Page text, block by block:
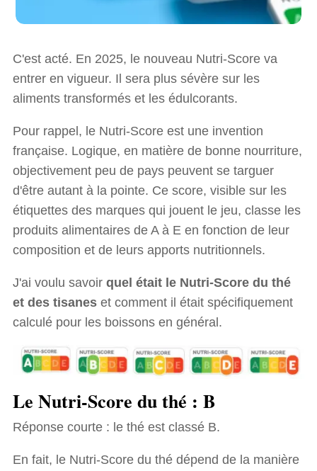
C'est acté. En 2025, le nouveau Nutri-Score va
entrer en vigueur. Il sera plus sévère sur les
aliments transformés et les édulcorants.
Pour rappel, le Nutri-Score est une invention
française. Logique, en matière de bonne nourriture,
objectivement peu de pays peuvent se targuer
d'être autant à la pointe. Ce score, visible sur les
étiquettes des marques qui jouent le jeu, classe les
produits alimentaires de A à E en fonction de leur
composition et de leurs apports nutritionnels.
J'ai voulu savoir quel était le Nutri-Score du thé
et des tisaneset comment il était spécifiquement
calculé pour les boissons en général.
Le Nutri-Score du thé : B
Réponse courte : le thé est classé B.
En fait, le Nutri-Score du thé dépend de la manière